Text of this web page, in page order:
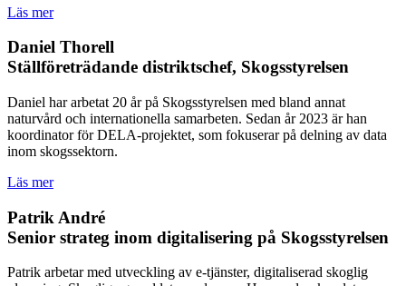
Läs mer
Daniel Thorell
Ställföreträdande distriktschef, Skogsstyrelsen
Daniel har arbetat 20 år på Skogsstyrelsen med bland annat
naturvård och internationella samarbeten. Sedan år 2023 är han
koordinator för DELA-projektet, som fokuserar på delning av data
inom skogssektorn.
Läs mer
Patrik André
Senior strateg inom digitalisering på Skogsstyrelsen
Patrik arbetar med utveckling av e-tjänster, digitaliserad skoglig